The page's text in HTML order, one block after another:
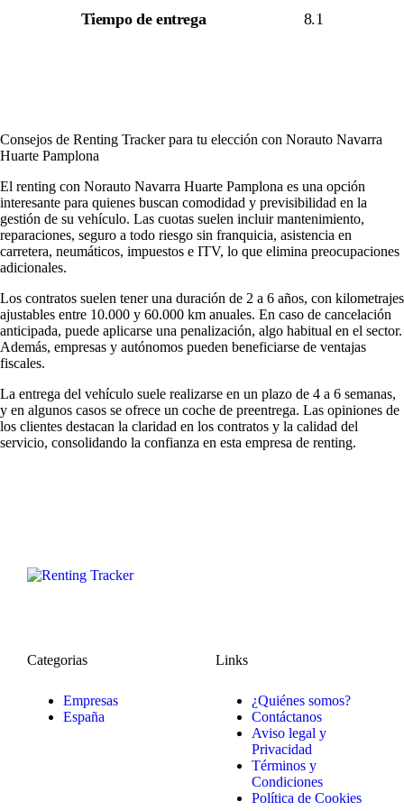
Tiempo de entrega 8.1
Consejos de Renting Tracker para tu elección con Norauto Navarra
Huarte Pamplona
El renting con Norauto Navarra Huarte Pamplona es una opción
interesante para quienes buscan comodidad y previsibilidad en la
gestión de su vehículo. Las cuotas suelen incluir mantenimiento,
reparaciones, seguro a todo riesgo sin franquicia, asistencia en
carretera, neumáticos, impuestos e ITV, lo que elimina preocupaciones
adicionales.
Los contratos suelen tener una duración de 2 a 6 años, con kilometrajes
ajustables entre 10.000 y 60.000 km anuales. En caso de cancelación
anticipada, puede aplicarse una penalización, algo habitual en el sector.
Además, empresas y autónomos pueden beneficiarse de ventajas
fiscales.
La entrega del vehículo suele realizarse en un plazo de 4 a 6 semanas,
y en algunos casos se ofrece un coche de preentrega. Las opiniones de
los clientes destacan la claridad en los contratos y la calidad del
servicio, consolidando la confianza en esta empresa de renting.
Categorias
Empresas
España
Links
¿Quiénes somos?
Contáctanos
Aviso legal y
Privacidad
Términos y
Condiciones
Política de Cookies